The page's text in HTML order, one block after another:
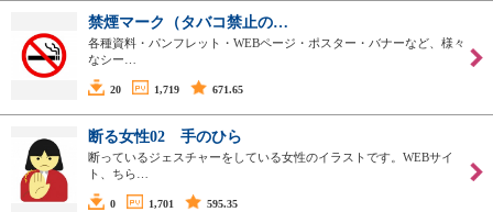
禁煙マーク（タバコ禁止の…
各種資料・パンフレット・WEBページ・ポスター・バナーなど、様々
なシー…
20 1,719 671.65
断る女性02 手のひら
断っているジェスチャーをしている女性のイラストです。WEBサイ
ト、ちら…
0 1,701 595.35